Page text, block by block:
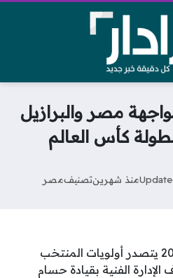
مصر والبرازيل
كأس العالم
منذ شهرينتصنيفمصر
الاستعداد لكأس العالم 2026 يتصدر أولويات المنتخب
الفنية بقيادة حسام